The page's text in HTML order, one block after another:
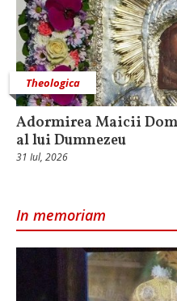
Theologica
Adormirea Maicii
al lui Dumnezeu
31 Iul, 2026
In memoriam